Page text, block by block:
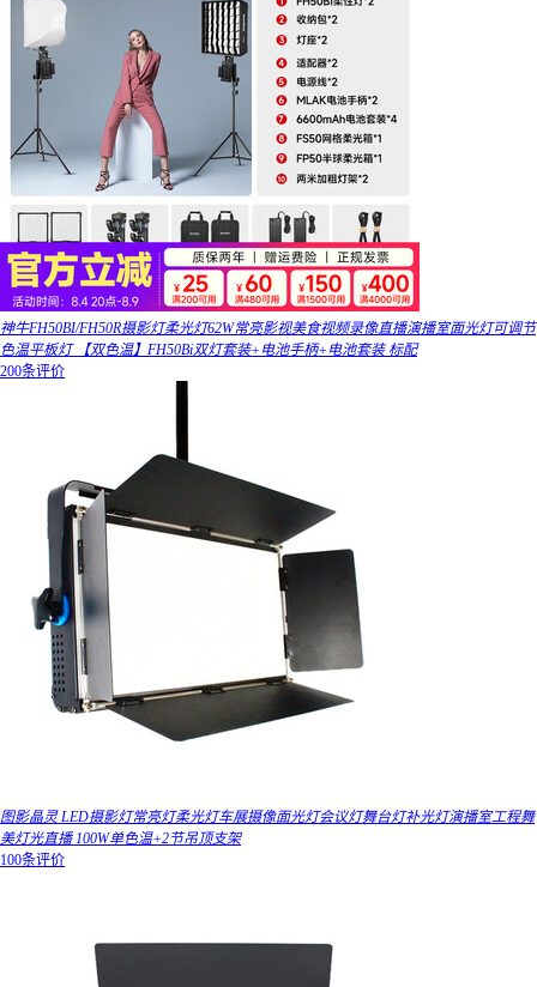
神牛FH50BI/FH50R摄影灯柔光灯62W常亮影视美食视频录像直播演播室面光灯可调节
色温平板灯 【双色温】FH50Bi双灯套装+电池手柄+电池套装 标配
200条评价
图影晶灵 LED摄影灯常亮灯柔光灯车展摄像面光灯会议灯舞台灯补光灯演播室工程舞
美灯光直播 100W单色温+2节吊顶支架
100条评价